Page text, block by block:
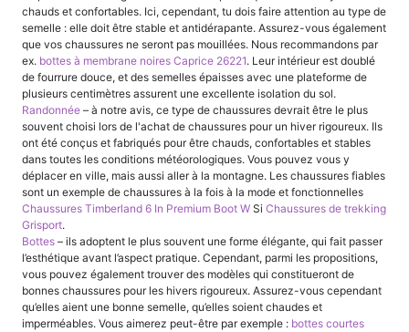
chauds et confortables. Ici, cependant, tu dois faire attention au type de
semelle : elle doit être stable et antidérapante. Assurez-vous également
que vos chaussures ne seront pas mouillées. Nous recommandons par
ex. bottes à membrane noires Caprice 26221. Leur intérieur est doublé
de fourrure douce, et des semelles épaisses avec une plateforme de
plusieurs centimètres assurent une excellente isolation du sol.
Randonnée – à notre avis, ce type de chaussures devrait être le plus
souvent choisi lors de l'achat de chaussures pour un hiver rigoureux. Ils
ont été conçus et fabriqués pour être chauds, confortables et stables
dans toutes les conditions météorologiques. Vous pouvez vous y
déplacer en ville, mais aussi aller à la montagne. Les chaussures fiables
sont un exemple de chaussures à la fois à la mode et fonctionnelles
Chaussures Timberland 6 In Premium Boot W Si Chaussures de trekking
Grisport.
Bottes – ils adoptent le plus souvent une forme élégante, qui fait passer
l’esthétique avant l’aspect pratique. Cependant, parmi les propositions,
vous pouvez également trouver des modèles qui constitueront de
bonnes chaussures pour les hivers rigoureux. Assurez-vous cependant
qu’elles aient une bonne semelle, qu’elles soient chaudes et
imperméables. Vous aimerez peut-être par exemple : bottes courtes